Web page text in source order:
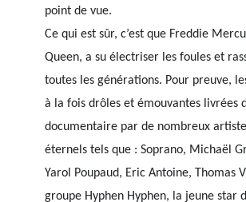
point de vue.
Ce qui est sûr, c’est que Freddie
Queen, a su électriser les foules et
toutes les générations. Pour preuve,
à la fois drôles et émouvantes livrées
documentaire par de nombreux
éternels tels que : Soprano, Michaël
Yarol Poupaud, Eric Antoine, Thomas
groupe Hyphen Hyphen, la jeune star